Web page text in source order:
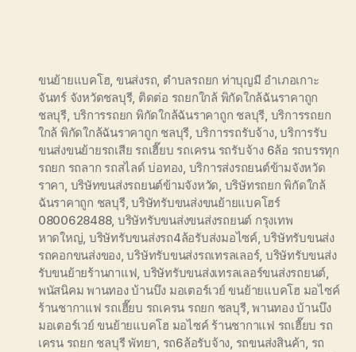
ขนย้ายแบคโฮ, ขนส่งรถ, ตำบลรถยก ท่าบุญมี อำเภอเกาะ
จันทร์ จังหวัดชลบุรี, ติดต่อ รถยกใกล้ พิกัดใกล้ฉันราคาถูก
ชลบุรี, บริการรถยก พิกัดใกล้ฉันราคาถูก ชลบุรี, บริการรถยก
ใกล้ พิกัดใกล้ฉันราคาถูก ชลบุรี, บริการรถรับจ้าง,บริการรับ
ขนส่งขนย้ายรถเสีย รถเฮี๊ยบ รถเครน รถรับจ้าง 6ล้อ รถบรรทุก
รถยก รถลาก รถสไลด์ บ่อทอง, บริการส่งรถยนต์ข้ามจังหวัด
ราคา, บริษัทขนส่งรถยนต์ข้ามจังหวัด, บริษัทรถยก พิกัดใกล้
ฉันราคาถูก ชลบุรี,บริษัทรับขนส่งขนย้ายแบคโฮร์
0800628488, บริษัทรับขนส่งขนส่งรถยนต์ กรุงเทพ
หาดใหญ่, บริษัทรับขนส่งรถ4ล้อรับส่งมอไซค์,บริษัทรับขนส่ง
รถคอกขนส่งของ,บริษัทรับขนส่งรถเทรลเลอร์, บริษัทรับขนส่ง
รับขนย้ายร้านกาแฟ, บริษัทรับขนส่งเทรลเลอร์ขนส่งรถยนต์,
พนัสนิคม พานทอง บ้านบึง มอเตอร์เวย์ ขนย้ายแบคโฮ มอไซค์
ร้านชากาแฟ รถเฮี๊ยบ รถเครน รถยก ชลบุรี,พานทอง บ้านบึง
มอเตอร์เวย์ ขนย้ายแบคโฮ มอไซค์ ร้านชากาแฟ รถเฮี๊ยบ รถ
เครน รถยก ชลบุรี พัทยา, รถ6ล้อรับจ้าง, รถขนส่งสินค้า, รถ